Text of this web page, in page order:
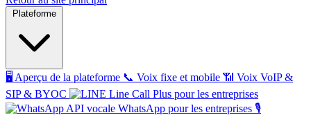
Plateforme
🖥️ Aperçu de la plateforme 📞 Voix fixe et mobile 📶 Voix VoIP &
SIP & BYOC
Line Call Plus pour les entreprises
API vocale WhatsApp pour les entreprises 🎙️